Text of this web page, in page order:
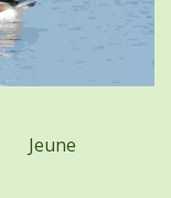
Jeune